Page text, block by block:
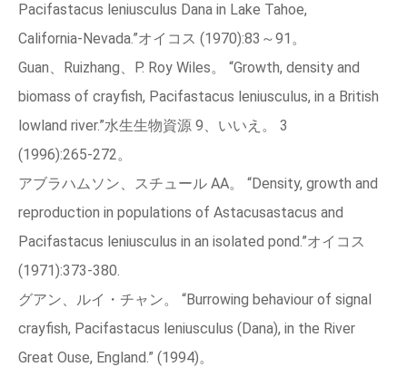
Pacifastacus leniusculus Dana in Lake Tahoe,
California‑Nevada.”オイコス (1970):83～91。
Guan、Ruizhang、P. Roy Wiles。 “Growth, density and
biomass of crayfish, Pacifastacus leniusculus, in a British
lowland river.”水生生物資源 9、いいえ。 3
(1996):265‑272。
アブラハムソン、スチュール AA。 “Density, growth and
reproduction in populations of Astacusastacus and
Pacifastacus leniusculus in an isolated pond.”オイコス
(1971):373‑380.
グアン、ルイ・チャン。 “Burrowing behaviour of signal
crayfish, Pacifastacus leniusculus (Dana), in the River
Great Ouse, England.” (1994)。